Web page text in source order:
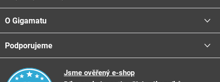
Platba - možnosti
Centrála a odběrná místa
Reklamační řád
Přihlásit
O Gigamatu
📞Kontakty
📺TV reklama
Podporujeme
Podporujeme
Jsme ověřený e-shop